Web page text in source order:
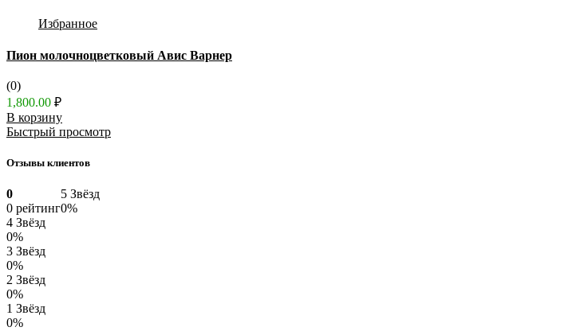
Избранное
Пион молочноцветковый Авис Варнер
(0)
1,800.00 ₽
В корзину
Быстрый просмотр
Отзывы клиентов
0
0 рейтинг
5 Звёзд
0%
4 Звёзд
0%
3 Звёзд
0%
2 Звёзд
0%
1 Звёзд
0%